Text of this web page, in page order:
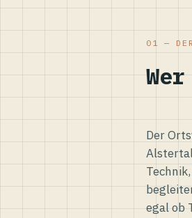
01 —
Der
egal ob